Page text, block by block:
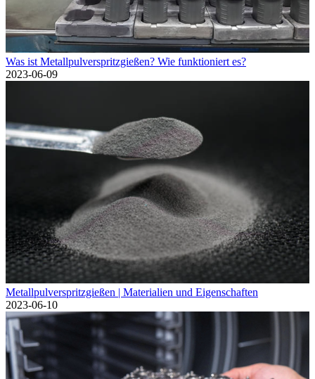
Was ist Metallpulverspritzgießen? Wie funktioniert es?
2023-06-09
Metallpulverspritzgießen | Materialien und Eigenschaften
2023-06-10